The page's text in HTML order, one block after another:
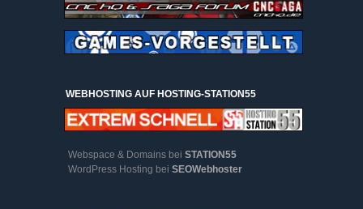
WEBHOSTING AUF HOSTING-STATION55
Webspace & Domains bei STATION55
WordPress Hosting bei SEOWebhoster